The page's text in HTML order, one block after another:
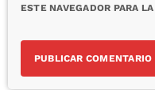
ESTE NAVEGADOR PARA